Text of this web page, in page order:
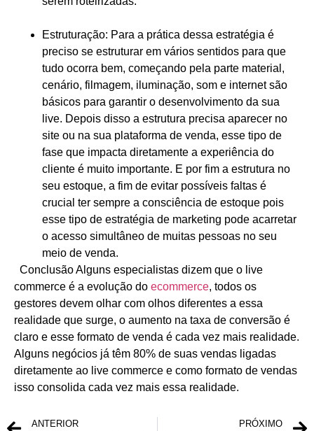
Estruturação: Para a prática dessa estratégia é
preciso se estruturar em vários sentidos para que
tudo ocorra bem, começando pela parte material,
cenário, filmagem, iluminação, som e internet são
básicos para garantir o desenvolvimento da sua
live. Depois disso a estrutura precisa aparecer no
site ou na sua plataforma de venda, esse tipo de
fase que impacta diretamente a experiência do
cliente é muito importante. E por fim a estrutura no
seu estoque, a fim de evitar possíveis faltas é
crucial ter sempre a consciência de estoque pois
esse tipo de estratégia de marketing pode acarretar
o acesso simultâneo de muitas pessoas no seu
meio de venda.
ConclusãoAlguns especialistas dizem que o live
commerce é a evolução do ecommerce, todos os
gestores devem olhar com olhos diferentes a essa
realidade que surge, o aumento na taxa de conversão é
claro e esse formato de venda é cada vez mais realidade.
Alguns negócios já têm 80% de suas vendas ligadas
diretamente ao live commerce e como formato de vendas
isso consolida cada vez mais essa realidade.
ANTERIOR PRÓXIMO